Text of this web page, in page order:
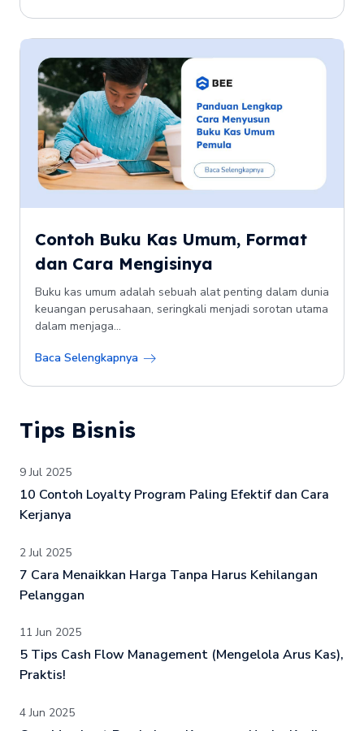
Contoh Buku Kas Umum, Format
dan Cara Mengisinya
Buku kas umum adalah sebuah alat penting dalam dunia
keuangan perusahaan, seringkali menjadi sorotan utama
dalam menjaga...
Baca Selengkapnya
Tips Bisnis
9 Jul 2025
10 Contoh Loyalty Program Paling Efektif dan Cara
Kerjanya
2 Jul 2025
7 Cara Menaikkan Harga Tanpa Harus Kehilangan
Pelanggan
11 Jun 2025
5 Tips Cash Flow Management (Mengelola Arus Kas),
Praktis!
4 Jun 2025